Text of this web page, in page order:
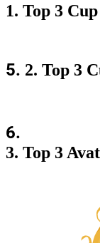
1. Top 3
5. 2. Top 3
6.
3. Top 3